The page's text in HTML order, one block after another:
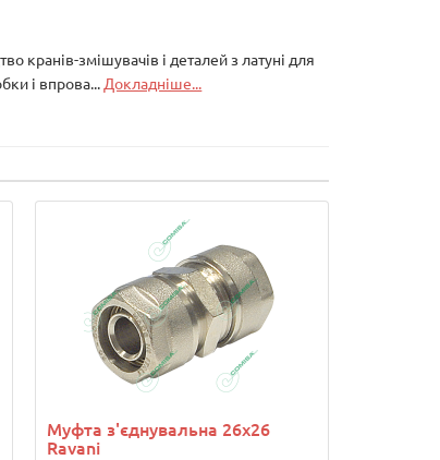
кранів-змішувачів і деталей з латуні для
і впрова... Докладніше...
Муфта з'єднувальна 26х26
Ravani